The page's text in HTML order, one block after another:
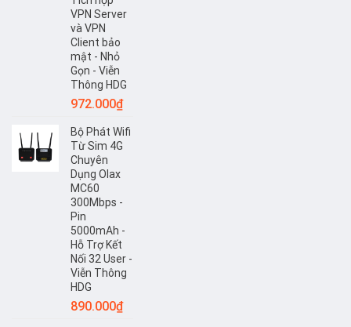
VPN Server
và VPN
Client bảo
mật - Nhỏ
Gọn - Viễn
Thông HDG
972.000₫
Bộ Phát Wifi
Từ Sim 4G
Chuyên
Dụng Olax
MC60
300Mbps -
Pin
5000mAh -
Hỗ Trợ Kết
Nối 32 User -
Viễn Thông
HDG
890.000₫